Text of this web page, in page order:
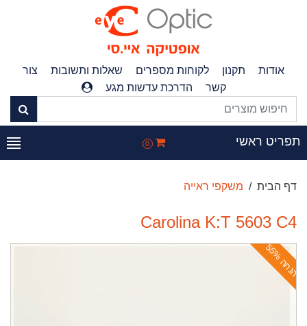
אודות תקנון לקוחות מספרים שאלות ותשובות
צור
קשר
הדרכת עדשות מגע
ראשי 0
דף הבית משקפי ראייה
Carolina K:T 5603 C4
ה
נ
ח
ה
5
5